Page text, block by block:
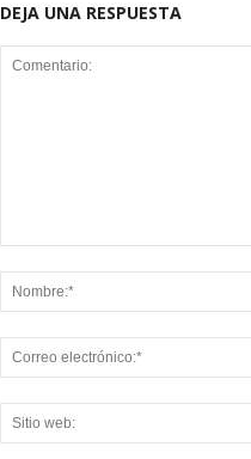
DEJA UNA RESPUESTA